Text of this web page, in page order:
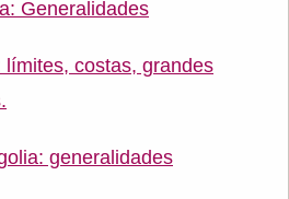
Generalidades
límites, costas, grandes
generalidades